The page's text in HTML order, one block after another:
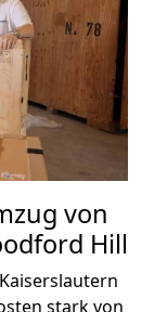
von
Hill
stark von